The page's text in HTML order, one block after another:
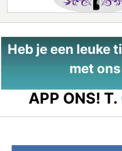
Heb je een leuke
met
APP ONS! T.